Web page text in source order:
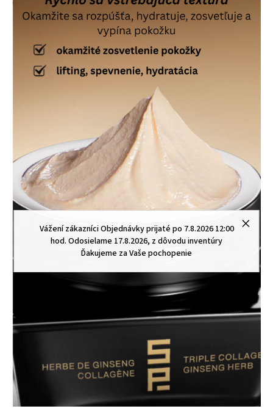
Vážení zákazníci Objednávky prijaté po 7.8.2026 12:00
hod. Odosielame 17.8.2026, z dôvodu inventúry
Ďakujeme za Vaše pochopenie